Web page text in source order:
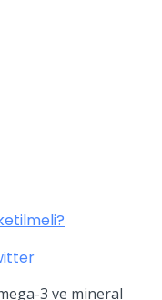
3 ve mineral